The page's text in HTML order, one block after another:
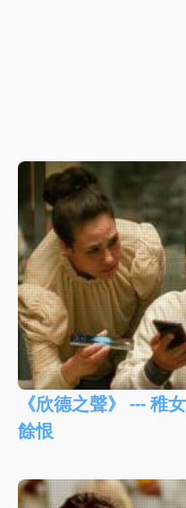
《欣德之聲》 --- 稚
餘恨